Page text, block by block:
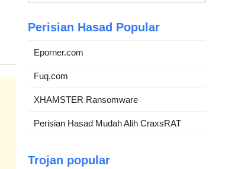
Perisian Hasad Popular
Eporner.com
Fuq.com
XHAMSTER Ransomware
Perisian Hasad Mudah Alih CraxsRAT
Trojan popular